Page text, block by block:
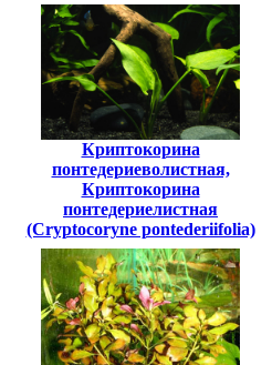
Криптокорина
понтедериеволистная,
Криптокорина
понтедериелистная
(Cryptocoryne pontederiifolia)